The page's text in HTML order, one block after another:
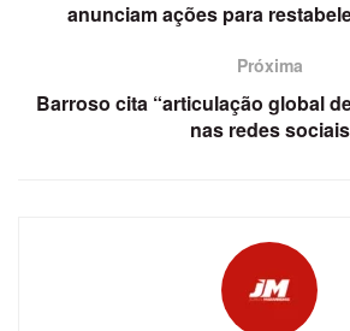
anunciam ações para
Próxima
Barroso cita “articulação global
nas redes sociais